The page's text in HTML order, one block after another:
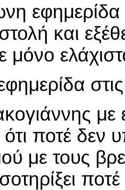
εφημερίδα
και
μόνο
με
ότι ποτέ δεν
με τους